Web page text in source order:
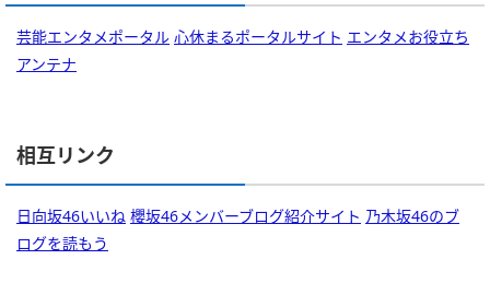
芸能エンタメポータル 心休まるポータルサイト エンタメお役立ち
アンテナ
相互リンク
日向坂46いいね 櫻坂46メンバーブログ紹介サイト 乃木坂46のブ
ログを読もう